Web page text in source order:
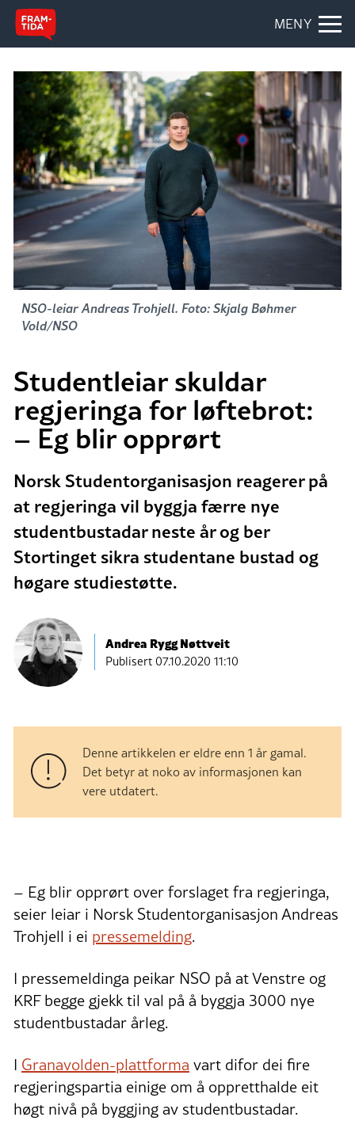
MENY
NSO-leiar Andreas Trohjell. Foto: Skjalg Bøhmer
Vold/NSO
Studentleiar skuldar
regjeringa for løftebrot:
– Eg blir opprørt
Norsk Studentorganisasjon reagerer på
at regjeringa vil byggja færre nye
studentbustadar neste år og ber
Stortinget sikra studentane bustad og
høgare studiestøtte.
Andrea Rygg Nøttveit
Publisert07.10.2020 11:10
Denne artikkelen er eldre enn 1 år gamal.
Det betyr at noko av informasjonen kan
vere utdatert.
– Eg blir opprørt over forslaget fra regjeringa,
seier leiar i Norsk Studentorganisasjon Andreas
Trohjell i ei pressemelding.
I pressemeldinga peikar NSO på at Venstre og
KRF begge gjekk til val på å byggja 3000 nye
studentbustadar årleg.
I Granavolden-plattforma vart difor dei fire
regjeringspartia einige om å oppretthalde eit
høgt nivå på byggjing av studentbustadar.